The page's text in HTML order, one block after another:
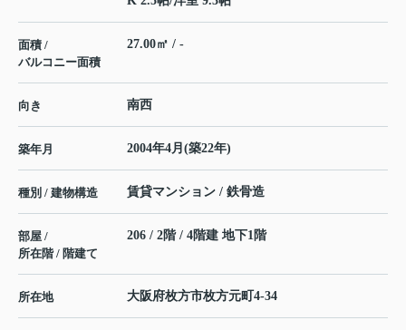
面積 /
バルコニー面積
27.00㎡ / -
向き 南西
築年月 2004年4月(築22年)
種別 / 建物構造 賃貸マンション / 鉄骨造
部屋 /
所在階 / 階建て
206 / 2階 / 4階建 地下1階
所在地 大阪府枚方市枚方元町 4-34